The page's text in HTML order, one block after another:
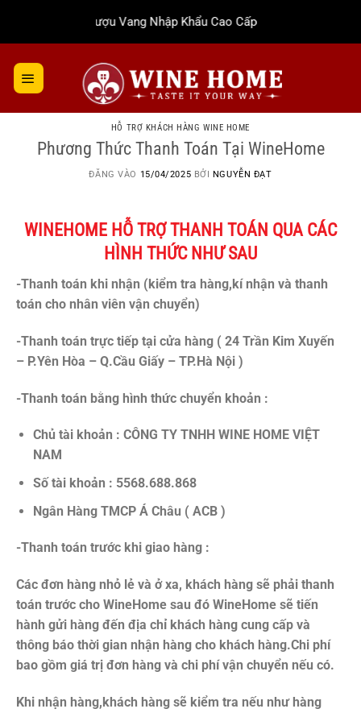
dung
Rượu Vang Nhập Khẩu Cao Cấp
HỖ TRỢ KHÁCH HÀNG WINE HOME
Phương Thức Thanh Toán Tại WineHome
ĐĂNG VÀO 15/04/2025 BỞI NGUYỄN ĐẠT
WINEHOME HỖ TRỢ THANH TOÁN QUA CÁC
HÌNH THỨC NHƯ SAU
-Thanh toán khi nhận (kiểm tra hàng,kí nhận và thanh
toán cho nhân viên vận chuyển)
-Thanh toán trực tiếp tại cửa hàng ( 24 Trần Kim Xuyến
– P.Yên Hòa – Q.Cầu Giấy – TP.Hà Nội )
-Thanh toán bằng hình thức chuyển khoản :
Chủ tài khoản : CÔNG TY TNHH WINE HOME VIỆT
NAM
Số tài khoản : 5568.688.868
Ngân Hàng TMCP Á Châu ( ACB )
-Thanh toán trước khi giao hàng :
Các đơn hàng nhỏ lẻ và ở xa, khách hàng sẽ phải thanh
toán trước cho WineHome sau đó WineHome sẽ tiến
hành gửi hàng đến địa chỉ khách hàng cung cấp và
thông báo thời gian nhận hàng cho khách hàng.Chi phí
bao gồm giá trị đơn hàng và chi phí vận chuyển nếu có.
Khi nhận hàng,khách hàng sẽ kiểm tra nếu như hàng